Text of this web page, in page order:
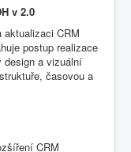
v 2.0
CRM
postup realizace
design a vizuální
časovou a
CRM